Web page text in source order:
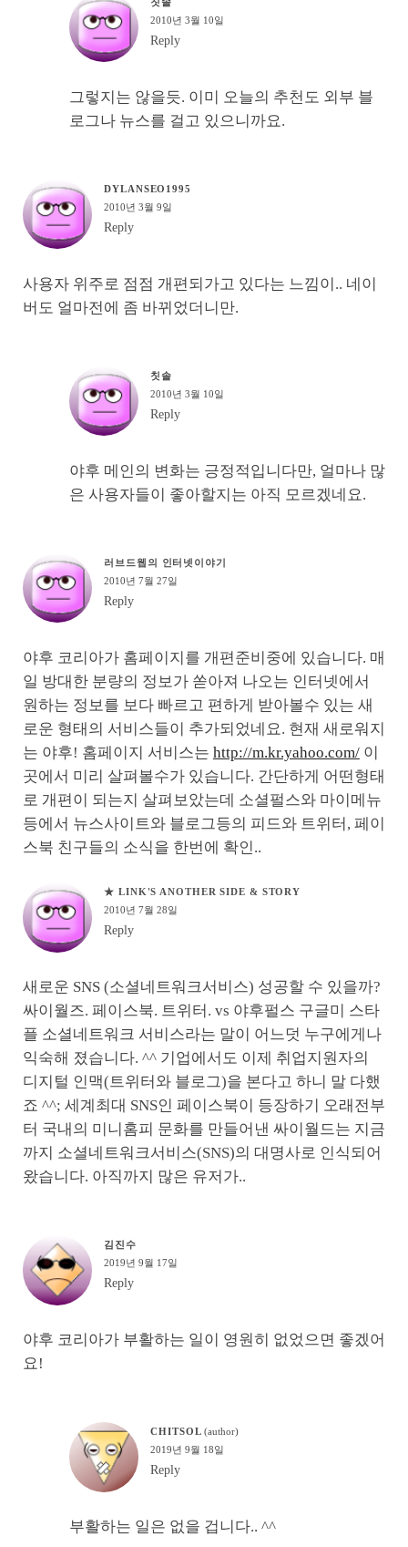
2010년 3월 10일
Reply
그렇지는 않을듯. 이미 오늘의 추천도 외부 블
로그나 뉴스를 걸고 있으니까요.
DYLANSEO1995
2010년 3월 9일
Reply
사용자 위주로 점점 개편되가고 있다는 느낌이.. 네이
버도 얼마전에 좀 바뀌었더니만.
칫솔
2010년 3월 10일
Reply
야후 메인의 변화는 긍정적입니다만, 얼마나 많
은 사용자들이 좋아할지는 아직 모르겠네요.
러브드웹의 인터넷이야기
2010년 7월 27일
Reply
야후 코리아가 홈페이지를 개편준비중에 있습니다. 매
일 방대한 분량의 정보가 쏟아져 나오는 인터넷에서
원하는 정보를 보다 빠르고 편하게 받아볼수 있는 새
로운 형태의 서비스들이 추가되었네요. 현재 새로워지
는 야후! 홈페이지 서비스는 http://m.kr.yahoo.com/이
곳에서 미리 살펴볼수가 있습니다. 간단하게 어떤형태
로 개편이 되는지 살펴보았는데 소셜펄스와 마이메뉴
등에서 뉴스사이트와 블로그등의 피드와 트위터, 페이
스북 친구들의 소식을 한번에 확인..
★ LINK'S ANOTHER SIDE & STORY
2010년 7월 28일
Reply
새로운 SNS (소셜네트워크서비스) 성공할 수 있을까?
싸이월즈. 페이스북. 트위터. vs 야후펄스 구글미 스타
플 소셜네트워크 서비스라는 말이 어느덧 누구에게나
익숙해 졌습니다. ^^ 기업에서도 이제 취업지원자의
디지털 인맥(트위터와 블로그)을 본다고 하니 말 다했
죠 ^^; 세계최대 SNS인 페이스북이 등장하기 오래전부
터 국내의 미니홈피 문화를 만들어낸 싸이월드는 지금
까지 소셜네트워크서비스(SNS)의 대명사로 인식되어
왔습니다. 아직까지 많은 유저가..
김진수
2019년 9월 17일
Reply
야후 코리아가 부활하는 일이 영원히 없었으면 좋겠어
요!
CHITSOL
2019년 9월 18일
Reply
부활하는 일은 없을 겁니다.. ^^